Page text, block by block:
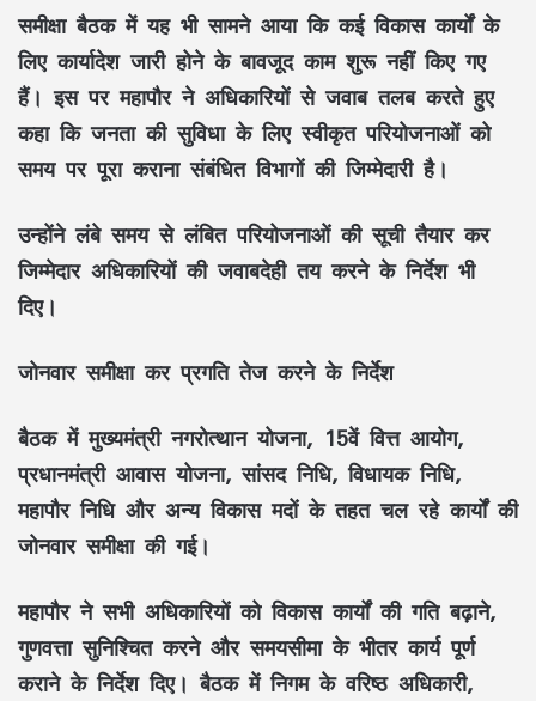
समीक्षा बैठक में यह भी सामने आया कि कई विकास कार्यों के
लिए कार्यादेश जारी होने के बावजूद काम शुरू नहीं किए गए
हैं। इस पर महापौर ने अधिकारियों से जवाब तलब करते हुए
कहा कि जनता की सुविधा के लिए स्वीकृत परियोजनाओं को
समय पर पूरा कराना संबंधित विभागों की जिम्मेदारी है।
उन्होंने लंबे समय से लंबित परियोजनाओं की सूची तैयार कर
जिम्मेदार अधिकारियों की जवाबदेही तय करने के निर्देश भी
दिए।
जोनवार समीक्षा कर प्रगति तेज करने के निर्देश
बैठक में मुख्यमंत्री नगरोत्थान योजना, 15वें वित्त आयोग,
प्रधानमंत्री आवास योजना, सांसद निधि, विधायक निधि,
महापौर निधि और अन्य विकास मदों के तहत चल रहे कार्यों की
जोनवार समीक्षा की गई।
महापौर ने सभी अधिकारियों को विकास कार्यों की गति बढ़ाने,
गुणवत्ता सुनिश्चित करने और समयसीमा के भीतर कार्य पूर्ण
कराने के निर्देश दिए। बैठक में निगम के वरिष्ठ अधिकारी,